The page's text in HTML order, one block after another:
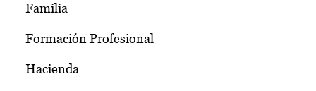
Familia
Formación Profesional
Hacienda